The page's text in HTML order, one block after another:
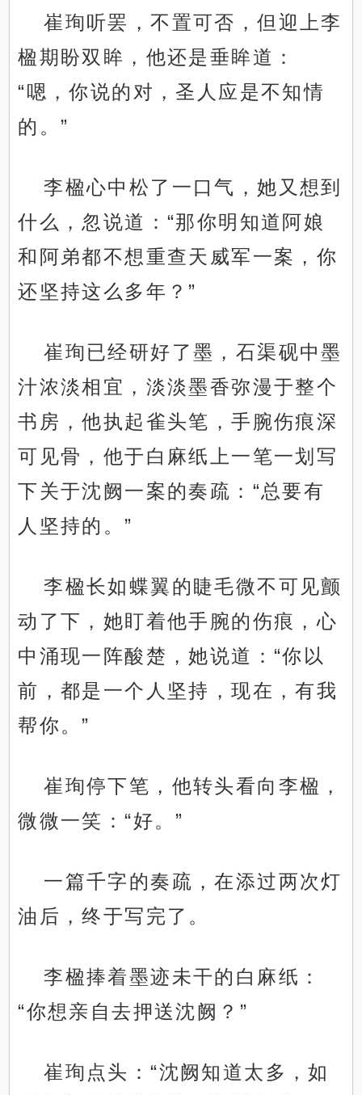
崔珣听罢，不置可否，但迎上李
楹期盼双眸，他还是垂眸道：
“嗯，你说的对，圣人应是不知情
的。”
李楹心中松了一口气，她又想到
什么，忽说道：“那你明知道阿娘
和阿弟都不想重查天威军一案，你
还坚持这么多年？”
崔珣已经研好了墨，石渠砚中墨
汁浓淡相宜，淡淡墨香弥漫于整个
书房，他执起雀头笔，手腕伤痕深
可见骨，他于白麻纸上一笔一划写
下关于沈阙一案的奏疏：“总要有
人坚持的。”
李楹长如蝶翼的睫毛微不可见颤
动了下，她盯着他手腕的伤痕，心
中涌现一阵酸楚，她说道：“你以
前，都是一个人坚持，现在，有我
帮你。”
崔珣停下笔，他转头看向李楹，
微微一笑：“好。”
一篇千字的奏疏，在添过两次灯
油后，终于写完了。
李楹捧着墨迹未干的白麻纸：
“你想亲自去押送沈阙？”
崔珣点头：“沈阙知道太多，如